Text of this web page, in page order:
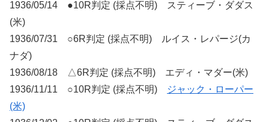
1936/05/14 ●10R判定 (採点不明) スティーブ・ダダス
(米)
1936/07/31 ○6R判定 (採点不明) ルイス・レパージ(カ
ナダ)
1936/08/18 △6R判定 (採点不明) エディ・マダー(米)
1936/11/11 ○10R判定 (採点不明)
ジャック・ローパー
(米)